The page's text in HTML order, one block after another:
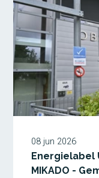
08 jun 2026
Energielabel
MIKADO -